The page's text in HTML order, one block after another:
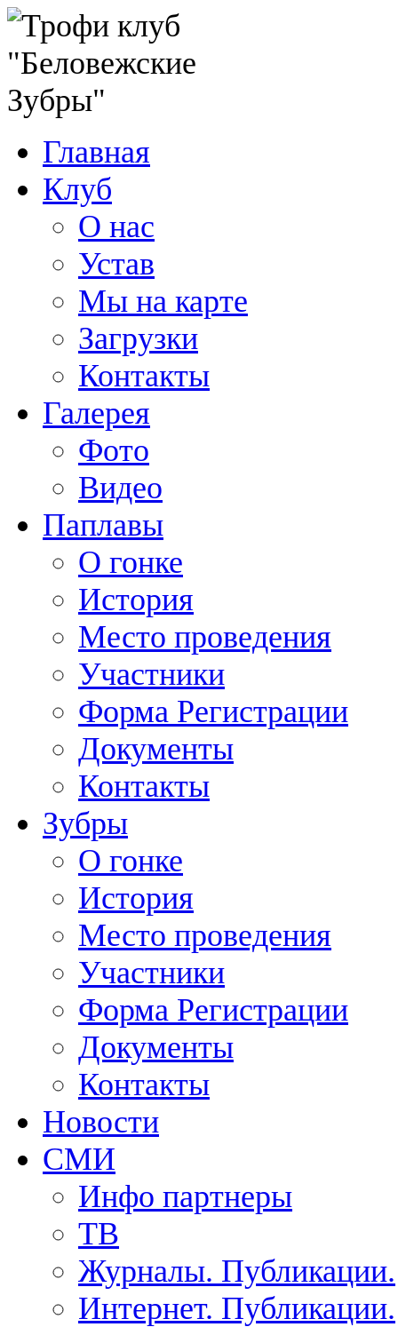
Главная
Клуб
О нас
Устав
Мы на карте
Загрузки
Контакты
Галерея
Фото
Видео
Паплавы
О гонке
История
Место проведения
Участники
Форма Регистрации
Документы
Контакты
Зубры
О гонке
История
Место проведения
Участники
Форма Регистрации
Документы
Контакты
Новости
СМИ
Инфо партнеры
ТВ
Журналы. Публикации.
Интернет. Публикации.